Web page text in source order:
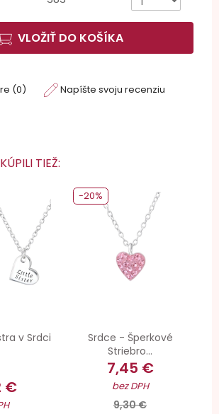
VLOŽIŤ DO KOŠÍKA
(0) Napíšte svoju recenziu
TIEŽ:
v Srdci
€
Srdce - Šperkové
Striebro...
7,45 €
bez DPH
9,30 €
-20%